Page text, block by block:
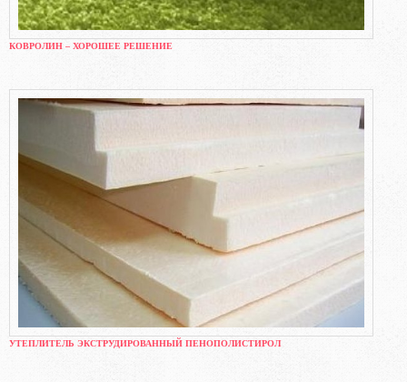
КОВРОЛИН – ХОРОШЕЕ РЕШЕНИЕ
УТЕПЛИТЕЛЬ ЭКСТРУДИРОВАННЫЙ ПЕНОПОЛИСТИРОЛ